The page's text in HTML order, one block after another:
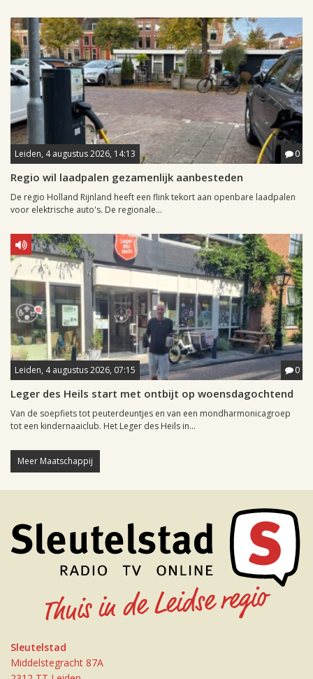
Leiden, 4 augustus 2026, 14:13 0
Regio wil laadpalen gezamenlijk aanbesteden
De regio Holland Rijnland heeft een flink tekort aan openbare laadpalen
voor elektrische auto's. De regionale...
Leiden, 4 augustus 2026, 07:15 0
Leger des Heils start met ontbijt op woensdagochtend
Van de soepfiets tot peuterdeuntjes en van een mondharmonicagroep
tot een kindernaaiclub. Het Leger des Heils in...
Meer Maatschappij
Sleutelstad
Middelstegracht 87A